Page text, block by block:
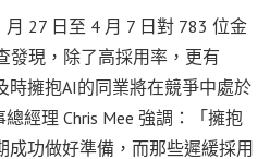
月 27 日至 4 月 7 日對 783 位金
發現，除了高採用率，更有
時擁抱AI的同業將在競爭中處於
經理 Chris Mee 強調：「擁抱
成功做好準備，而那些遲緩採用